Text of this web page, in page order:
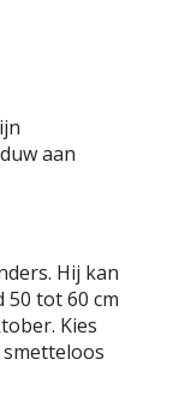
aan
Hij kan
tot 60 cm
Kies